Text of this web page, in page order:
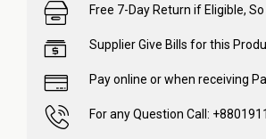
Free 7-Day Return if Eligible,
Supplier Give Bills for this
Pay online or when receiving
For any Question Call: